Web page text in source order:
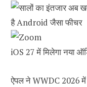
iOS 27 में मिलेगा नया
ऐपल ने WWDC 2026